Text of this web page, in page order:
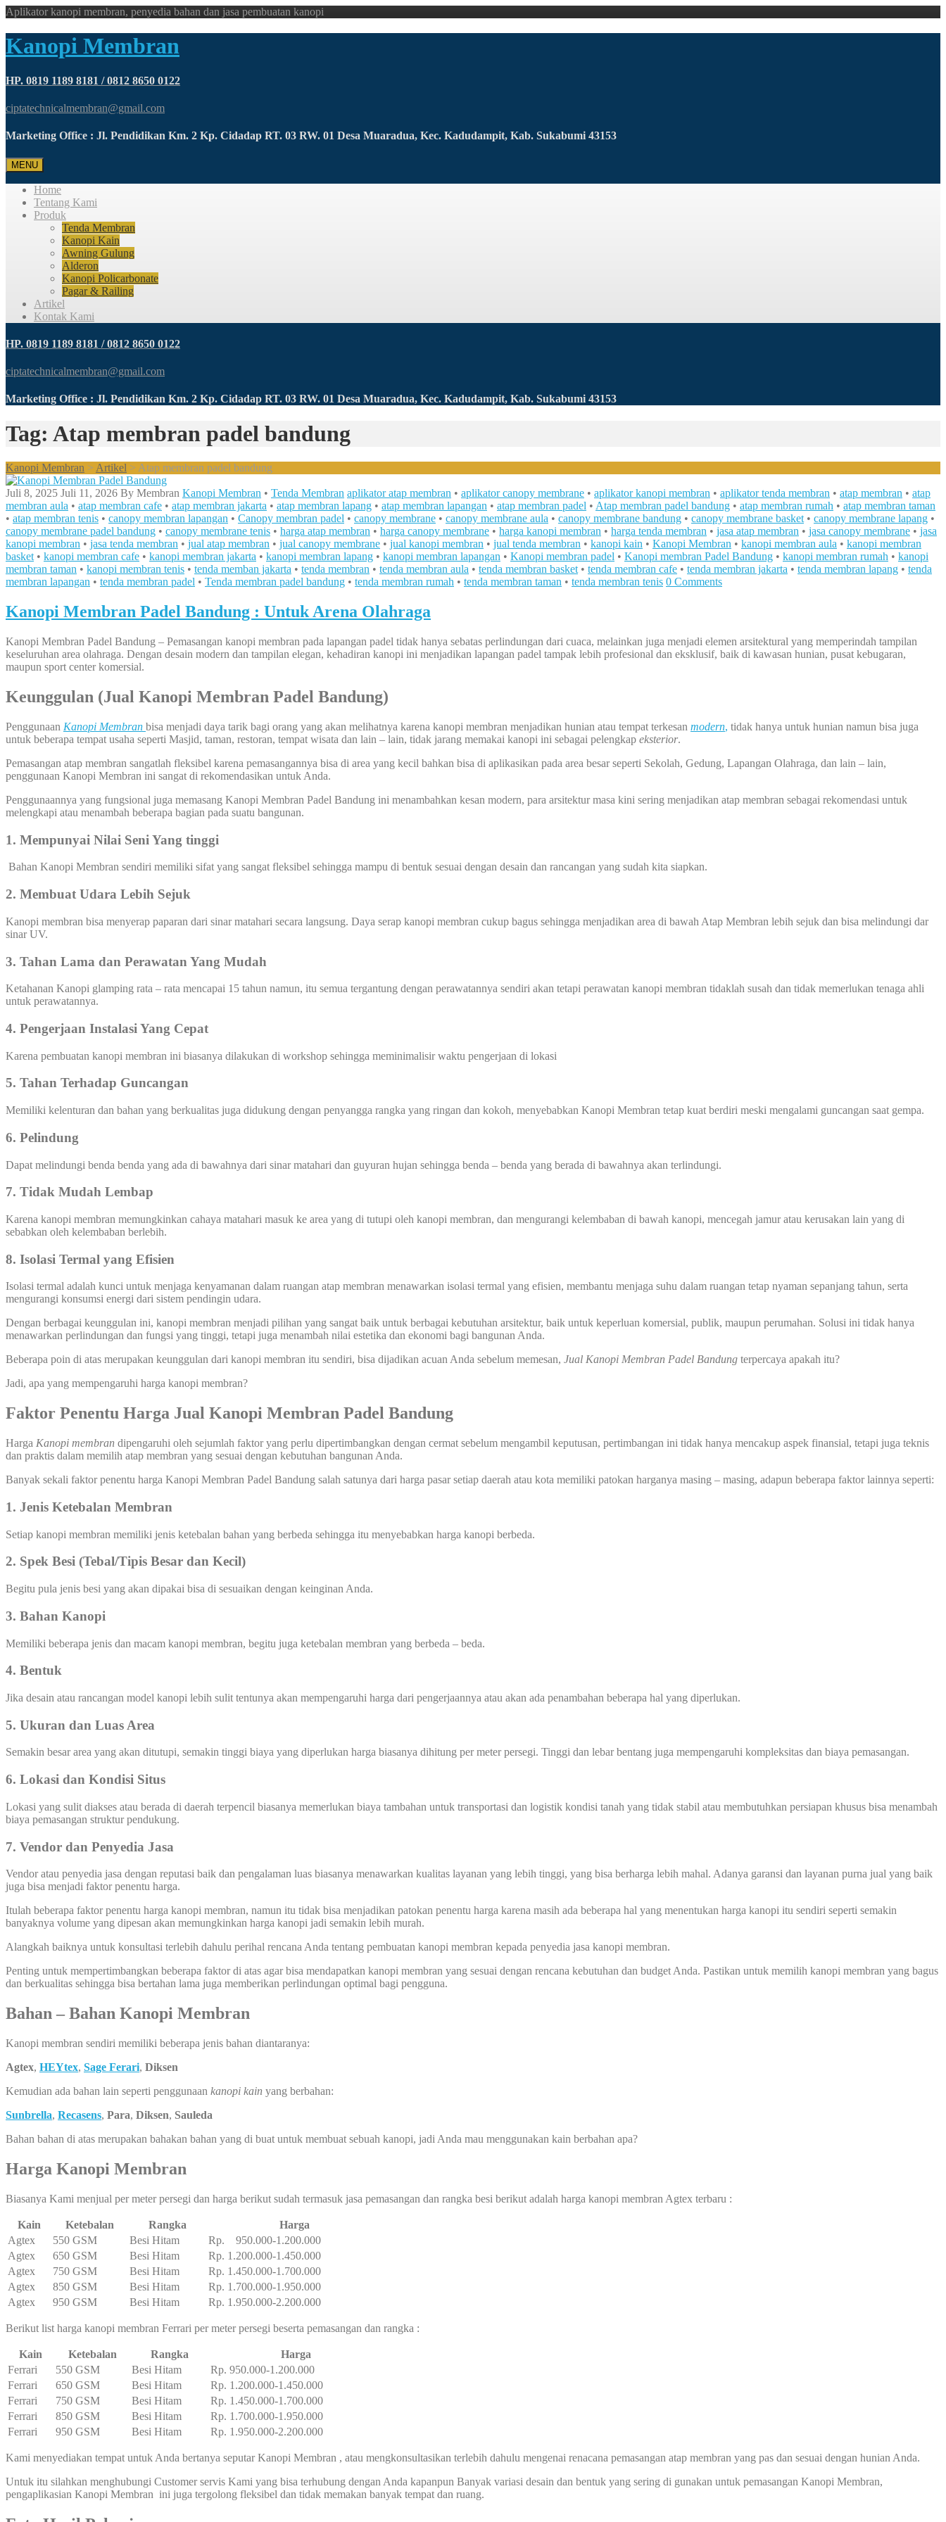
Aplikator kanopi membran, penyedia bahan dan jasa pembuatan kanopi
Kanopi Membran
HP. 0819 1189 8181 / 0812 8650 0122
ciptatechnicalmembran@gmail.com
Marketing Office : Jl. Pendidikan Km. 2 Kp. Cidadap RT. 03 RW. 01 Desa Muaradua, Kec. Kadudampit, Kab. Sukabumi 43153
MENU
Home
Tentang Kami
Produk
Tenda Membran
Kanopi Kain
Awning Gulung
Alderon
Kanopi Policarbonate
Pagar & Railing
Artikel
Kontak Kami
HP. 0819 1189 8181 / 0812 8650 0122
ciptatechnicalmembran@gmail.com
Marketing Office : Jl. Pendidikan Km. 2 Kp. Cidadap RT. 03 RW. 01 Desa Muaradua, Kec. Kadudampit, Kab. Sukabumi 43153
Tag: Atap membran padel bandung
Kanopi Membran > Artikel > Atap membran padel bandung
Juli 8, 2025 Juli 11, 2026 By Membran Kanopi Membran • Tenda Membran aplikator atap membran • aplikator canopy membrane • aplikator kanopi membran • aplikator tenda membran • atap membran • atap
membran aula • atap membran cafe • atap membran jakarta • atap membran lapang • atap membran lapangan • atap membran padel • Atap membran padel bandung • atap membran rumah • atap membran taman
• atap membran tenis • canopy membran lapangan • Canopy membran padel • canopy membrane • canopy membrane aula • canopy membrane bandung • canopy membrane basket • canopy membrane lapang •
canopy membrane padel bandung • canopy membrane tenis • harga atap membran • harga canopy membrane • harga kanopi membran • harga tenda membran • jasa atap membran • jasa canopy membrane • jasa
kanopi membran • jasa tenda membran • jual atap membran • jual canopy membrane • jual kanopi membran • jual tenda membran • kanopi kain • Kanopi Membran • kanopi membran aula • kanopi membran
basket • kanopi membran cafe • kanopi membran jakarta • kanopi membran lapang • kanopi membran lapangan • Kanopi membran padel • Kanopi membran Padel Bandung • kanopi membran rumah • kanopi
membran taman • kanopi membran tenis • tenda memban jakarta • tenda membran • tenda membran aula • tenda membran basket • tenda membran cafe • tenda membran jakarta • tenda membran lapang • tenda
membran lapangan • tenda membran padel • Tenda membran padel bandung • tenda membran rumah • tenda membran taman • tenda membran tenis 0 Comments
Kanopi Membran Padel Bandung : Untuk Arena Olahraga
Kanopi Membran Padel Bandung – Pemasangan kanopi membran pada lapangan padel tidak hanya sebatas perlindungan dari cuaca, melainkan juga menjadi elemen arsitektural yang memperindah tampilan
keseluruhan area olahraga. Dengan desain modern dan tampilan elegan, kehadiran kanopi ini menjadikan lapangan padel tampak lebih profesional dan eksklusif, baik di kawasan hunian, pusat kebugaran,
maupun sport center komersial.
Keunggulan (Jual Kanopi Membran Padel Bandung)
Penggunaan Kanopi Membran bisa menjadi daya tarik bagi orang yang akan melihatnya karena kanopi membran menjadikan hunian atau tempat terkesan modern, tidak hanya untuk hunian namun bisa juga
untuk beberapa tempat usaha seperti Masjid, taman, restoran, tempat wisata dan lain – lain, tidak jarang memakai kanopi ini sebagai pelengkap eksterior.
Pemasangan atap membran sangatlah fleksibel karena pemasangannya bisa di area yang kecil bahkan bisa di aplikasikan pada area besar seperti Sekolah, Gedung, Lapangan Olahraga, dan lain – lain,
penggunaan Kanopi Membran ini sangat di rekomendasikan untuk Anda.
Penggunaannya yang fungsional juga memasang Kanopi Membran Padel Bandung ini menambahkan kesan modern, para arsitektur masa kini sering menjadikan atap membran sebagai rekomendasi untuk
melengkapi atau menambah beberapa bagian pada suatu bangunan.
1. Mempunyai Nilai Seni Yang tinggi
Bahan Kanopi Membran sendiri memiliki sifat yang sangat fleksibel sehingga mampu di bentuk sesuai dengan desain dan rancangan yang sudah kita siapkan.
2. Membuat Udara Lebih Sejuk
Kanopi membran bisa menyerap paparan dari sinar matahari secara langsung. Daya serap kanopi membran cukup bagus sehingga menjadikan area di bawah Atap Membran lebih sejuk dan bisa melindungi dar
sinar UV.
3. Tahan Lama dan Perawatan Yang Mudah
Ketahanan Kanopi glamping rata – rata mencapai 15 tahun namun, itu semua tergantung dengan perawatannya sendiri akan tetapi perawatan kanopi membran tidaklah susah dan tidak memerlukan tenaga ahli
untuk perawatannya.
4. Pengerjaan Instalasi Yang Cepat
Karena pembuatan kanopi membran ini biasanya dilakukan di workshop sehingga meminimalisir waktu pengerjaan di lokasi
5. Tahan Terhadap Guncangan
Memiliki kelenturan dan bahan yang berkualitas juga didukung dengan penyangga rangka yang ringan dan kokoh, menyebabkan Kanopi Membran tetap kuat berdiri meski mengalami guncangan saat gempa.
6. Pelindung
Dapat melindungi benda benda yang ada di bawahnya dari sinar matahari dan guyuran hujan sehingga benda – benda yang berada di bawahnya akan terlindungi.
7. Tidak Mudah Lembap
Karena kanopi membran memungkinkan cahaya matahari masuk ke area yang di tutupi oleh kanopi membran, dan mengurangi kelembaban di bawah kanopi, mencegah jamur atau kerusakan lain yang di
sebabkan oleh kelembaban berlebih.
8. Isolasi Termal yang Efisien
Isolasi termal adalah kunci untuk menjaga kenyamanan dalam ruangan atap membran menawarkan isolasi termal yang efisien, membantu menjaga suhu dalam ruangan tetap nyaman sepanjang tahun, serta
mengurangi konsumsi energi dari sistem pendingin udara.
Dengan berbagai keunggulan ini, kanopi membran menjadi pilihan yang sangat baik untuk berbagai kebutuhan arsitektur, baik untuk keperluan komersial, publik, maupun perumahan. Solusi ini tidak hanya
menawarkan perlindungan dan fungsi yang tinggi, tetapi juga menambah nilai estetika dan ekonomi bagi bangunan Anda.
Beberapa poin di atas merupakan keunggulan dari kanopi membran itu sendiri, bisa dijadikan acuan Anda sebelum memesan, Jual Kanopi Membran Padel Bandung terpercaya apakah itu?
Jadi, apa yang mempengaruhi harga kanopi membran?
Faktor Penentu Harga Jual Kanopi Membran Padel Bandung
Harga Kanopi membran dipengaruhi oleh sejumlah faktor yang perlu dipertimbangkan dengan cermat sebelum mengambil keputusan, pertimbangan ini tidak hanya mencakup aspek finansial, tetapi juga teknis
dan praktis dalam memilih atap membran yang sesuai dengan kebutuhan bangunan Anda.
Banyak sekali faktor penentu harga Kanopi Membran Padel Bandung salah satunya dari harga pasar setiap daerah atau kota memiliki patokan harganya masing – masing, adapun beberapa faktor lainnya seperti:
1. Jenis Ketebalan Membran
Setiap kanopi membran memiliki jenis ketebalan bahan yang berbeda sehingga itu menyebabkan harga kanopi berbeda.
2. Spek Besi (Tebal/Tipis Besar dan Kecil)
Begitu pula jenis besi yang akan dipakai bisa di sesuaikan dengan keinginan Anda.
3. Bahan Kanopi
Memiliki beberapa jenis dan macam kanopi membran, begitu juga ketebalan membran yang berbeda – beda.
4. Bentuk
Jika desain atau rancangan model kanopi lebih sulit tentunya akan mempengaruhi harga dari pengerjaannya atau akan ada penambahan beberapa hal yang diperlukan.
5. Ukuran dan Luas Area
Semakin besar area yang akan ditutupi, semakin tinggi biaya yang diperlukan harga biasanya dihitung per meter persegi. Tinggi dan lebar bentang juga mempengaruhi kompleksitas dan biaya pemasangan.
6. Lokasi dan Kondisi Situs
Lokasi yang sulit diakses atau berada di daerah terpencil biasanya memerlukan biaya tambahan untuk transportasi dan logistik kondisi tanah yang tidak stabil atau membutuhkan persiapan khusus bisa menambah
biaya pemasangan struktur pendukung.
7. Vendor dan Penyedia Jasa
Vendor atau penyedia jasa dengan reputasi baik dan pengalaman luas biasanya menawarkan kualitas layanan yang lebih tinggi, yang bisa berharga lebih mahal. Adanya garansi dan layanan purna jual yang baik
juga bisa menjadi faktor penentu harga.
Itulah beberapa faktor penentu harga kanopi membran, namun itu tidak bisa menjadikan patokan penentu harga karena masih ada beberapa hal yang menentukan harga kanopi itu sendiri seperti semakin
banyaknya volume yang dipesan akan memungkinkan harga kanopi jadi semakin lebih murah.
Alangkah baiknya untuk konsultasi terlebih dahulu perihal rencana Anda tentang pembuatan kanopi membran kepada penyedia jasa kanopi membran.
Penting untuk mempertimbangkan beberapa faktor di atas agar bisa mendapatkan kanopi membran yang sesuai dengan rencana kebutuhan dan budget Anda. Pastikan untuk memilih kanopi membran yang bagus
dan berkualitas sehingga bisa bertahan lama juga memberikan perlindungan optimal bagi pengguna.
Bahan – Bahan Kanopi Membran
Kanopi membran sendiri memiliki beberapa jenis bahan diantaranya:
Agtex, HEYtex, Sage Ferari, Diksen
Kemudian ada bahan lain seperti penggunaan kanopi kain yang berbahan:
Sunbrella, Recasens, Para, Diksen, Sauleda
Bahan bahan di atas merupakan bahakan bahan yang di buat untuk membuat sebuah kanopi, jadi Anda mau menggunakan kain berbahan apa?
Harga Kanopi Membran
Biasanya Kami menjual per meter persegi dan harga berikut sudah termasuk jasa pemasangan dan rangka besi berikut adalah harga kanopi membran Agtex terbaru :
Kain Ketebalan Rangka
Harga
Agtex
550 GSM Besi Hitam
Rp. 950.000-1.200.000
Agtex
650 GSM Besi Hitam
Rp. 1.200.000-1.450.000
Agtex
750 GSM Besi Hitam
Rp. 1.450.000-1.700.000
Agtex
850 GSM Besi Hitam
Rp. 1.700.000-1.950.000
Agtex
950 GSM Besi Hitam Rp. 1.950.000-2.200.000
Berikut list harga kanopi membran Ferrari per meter persegi beserta pemasangan dan rangka :
Kain Ketebalan Rangka
Harga
Ferrari
550 GSM Besi Hitam
Rp. 950.000-1.200.000
Ferrari
650 GSM Besi Hitam
Rp. 1.200.000-1.450.000
Ferrari
750 GSM Besi Hitam
Rp. 1.450.000-1.700.000
Ferrari
850 GSM Besi Hitam
Rp. 1.700.000-1.950.000
Ferrari
950 GSM Besi Hitam Rp. 1.950.000-2.200.000
Kami menyediakan tempat untuk Anda bertanya seputar Kanopi Membran , atau mengkonsultasikan terlebih dahulu mengenai renacana pemasangan atap membran yang pas dan sesuai dengan hunian Anda.
Untuk itu silahkan menghubungi Customer servis Kami yang bisa terhubung dengan Anda kapanpun Banyak variasi desain dan bentuk yang sering di gunakan untuk pemasangan Kanopi Membran,
pengaplikasian Kanopi Membran ini juga tergolong fleksibel dan tidak memakan banyak tempat dan ruang.